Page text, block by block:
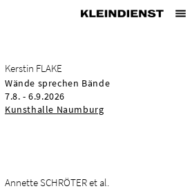
Kerstin FLAKE
Wände sprechen Bände
7.8. - 6.9.2026
Kunsthalle Naumburg
Annette SCHRÖTER et al.